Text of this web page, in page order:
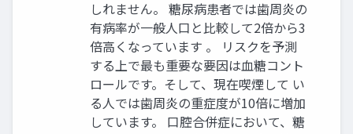
しれません。 糖尿病患者では歯周炎の
有病率が一般人口と比較して2倍から3
倍高くなっています 。 リスクを予測
する上で最も重要な要因は血糖コント
ロールです。そして、現在喫煙して い
る人では歯周炎の重症度が10倍に増加
しています。 口腔合併症において、糖